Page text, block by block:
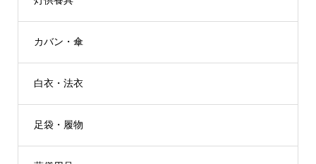
カバン・傘
白衣・法衣
足袋・履物